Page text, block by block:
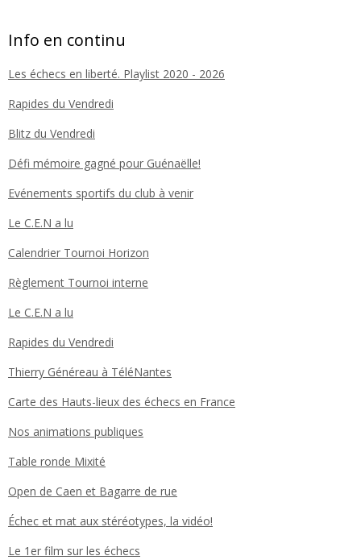
Info en continu
Les échecs en liberté. Playlist 2020 - 2026
Rapides du Vendredi
Blitz du Vendredi
Défi mémoire gagné pour Guénaëlle!
Evénements sportifs du club à venir
Le C.E.N a lu
Calendrier Tournoi Horizon
Règlement Tournoi interne
Le C.E.N a lu
Rapides du Vendredi
Thierry Généreau à TéléNantes
Carte des Hauts-lieux des échecs en France
Nos animations publiques
Table ronde Mixité
Open de Caen et Bagarre de rue
Échec et mat aux stéréotypes, la vidéo!
Le 1er film sur les échecs